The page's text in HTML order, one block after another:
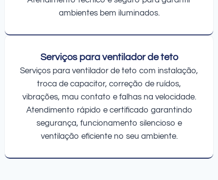
ambientes bem iluminados.
Serviços para ventilador de teto
Serviços para ventilador de teto com instalação,
troca de capacitor, correção de ruídos,
vibrações, mau contato e falhas na velocidade.
Atendimento rápido e certificado garantindo
segurança, funcionamento silencioso e
ventilação eficiente no seu ambiente.